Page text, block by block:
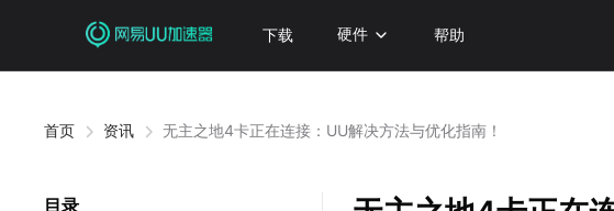
下载 硬件 帮助
首页 资讯 无主之地4卡正在连接：UU解决方法与优化指南！
目录